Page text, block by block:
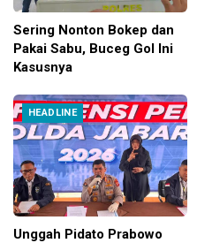
Sering Nonton Bokep dan
Pakai Sabu, Buceg Gol Ini
Kasusnya
HEADLINE
Unggah Pidato Prabowo